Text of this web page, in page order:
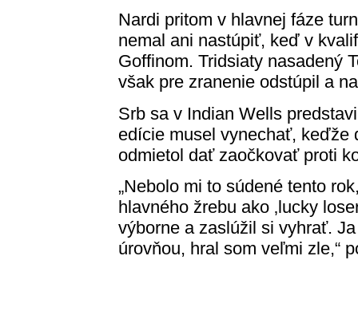
Nardi pritom v hlavnej fáze
nemal ani nastúpiť, keď v
Goffinom. Tridsiaty nasadený
však pre zranenie odstúpil a
Srb sa v Indian Wells
edície musel vynechať, keďže
odmietol dať zaočkovať proti
„Nebolo mi to súdené tento
hlavného žrebu ako ‚lucky
výborne a zaslúžil si vyhrať.
úrovňou, hral som veľmi zle,“